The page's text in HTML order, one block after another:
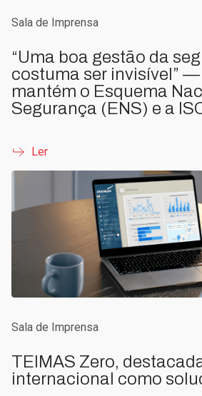
Sala de Imprensa
“Uma boa gestão da
costuma ser invisível” —
mantém o Esquema
Segurança (ENS) e a
Ler
Sala de Imprensa
TEIMAS Zero,
internacional como